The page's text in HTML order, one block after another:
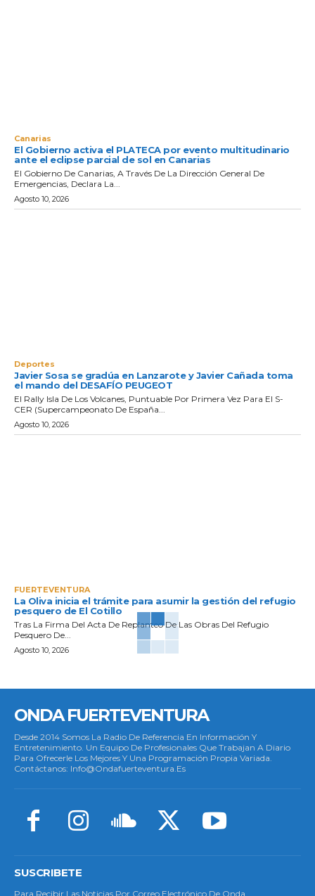
Canarias
El Gobierno activa el PLATECA por evento multitudinario
ante el eclipse parcial de sol en Canarias
El Gobierno De Canarias, A Través De La Dirección General De
Emergencias, Declara La...
Agosto 10, 2026
Deportes
Javier Sosa se gradúa en Lanzarote y Javier Cañada toma
el mando del DESAFÍO PEUGEOT
El Rally Isla De Los Volcanes, Puntuable Por Primera Vez Para El S-
CER (Supercampeonato De España...
Agosto 10, 2026
FUERTEVENTURA
La Oliva inicia el trámite para asumir la gestión del refugio
pesquero de El Cotillo
Tras La Firma Del Acta De Replanteo De Las Obras Del Refugio
Pesquero De...
Agosto 10, 2026
ONDA FUERTEVENTURA
Desde 2014 Somos La Radio De Referencia En Información Y
Entretenimiento. Un Equipo De Profesionales Que Trabajan A Diario
Para Ofrecerle Los Mejores Y Una Programación Propia Variada.
Contáctanos: Info@ondafuerteventura.es
SUSCRIBETE
Para Recibir Las Noticias Por Correo Electrónico De Onda